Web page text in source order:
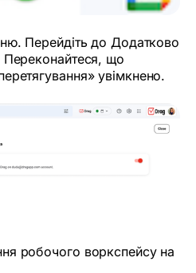
Перейдіть до Додатково
Переконайтеся, що
увімкнено.
робочого воркспейсу на